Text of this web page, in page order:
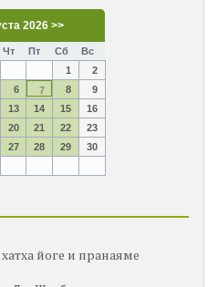
2026 >>
Чт Пт Сб
Вс
1
2
6 7 8
9
13 14 15
16
20 21 22
23
27 28 29
30
йоге и пранаяме